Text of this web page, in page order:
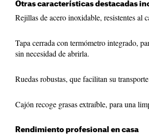
Otras características destacadas
Rejillas de acero inoxidable, resistentes al
Tapa cerrada con termómetro integrado,
sin necesidad de abrirla.
Ruedas robustas, que facilitan su
Cajón recoge grasas extraíble, para una
Rendimiento profesional en casa